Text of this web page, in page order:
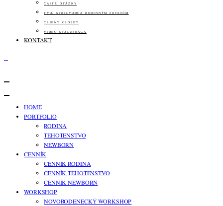
ČASTÉ OTÁZKY
TVOJ SPRIEVODCA RODINNÝM FOTENÍM
CLIENT CLOSET
VIDEO SPOLUPRÁCA
KONTAKT
HOME
PORTFOLIO
RODINA
TEHOTENSTVO
NEWBORN
CENNÍK
CENNÍK RODINA
CENNÍK TEHOTENSTVO
CENNÍK NEWBORN
WORKSHOP
NOVORODENECKÝ WORKSHOP